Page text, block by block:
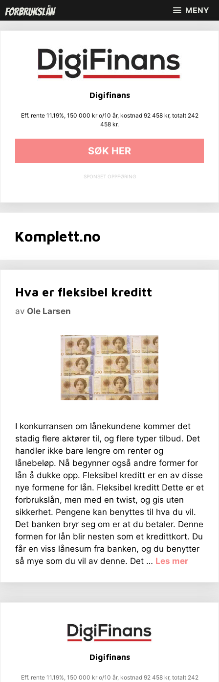
Hopp
til
innhold
MENY
Digifinans
Eff. rente 11.19%, 150 000 kr o/10 år, kostnad 92 458 kr, totalt 242
458 kr.
SØK HER
SPONSET OPPFØRING
Komplett.no
Hva er fleksibel kreditt
av Ole Larsen
I konkurransen om lånekundene kommer det
stadig flere aktører til, og flere typer tilbud. Det
handler ikke bare lengre om renter og
lånebeløp. Nå begynner også andre former for
lån å dukke opp. Fleksibel kreditt er en av disse
nye formene for lån. Fleksibel kreditt Dette er et
forbrukslån, men med en twist, og gis uten
sikkerhet. Pengene kan benyttes til hva du vil.
Det banken bryr seg om er at du betaler. Denne
formen for lån blir nesten som et kredittkort. Du
får en viss lånesum fra banken, og du benytter
så mye som du vil av denne. Det … Les mer
Digifinans
Eff. rente 11.19%, 150 000 kr o/10 år, kostnad 92 458 kr, totalt 242